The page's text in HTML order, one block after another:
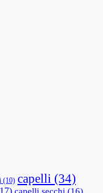
(10) capelli (34)
capelli secchi (16)